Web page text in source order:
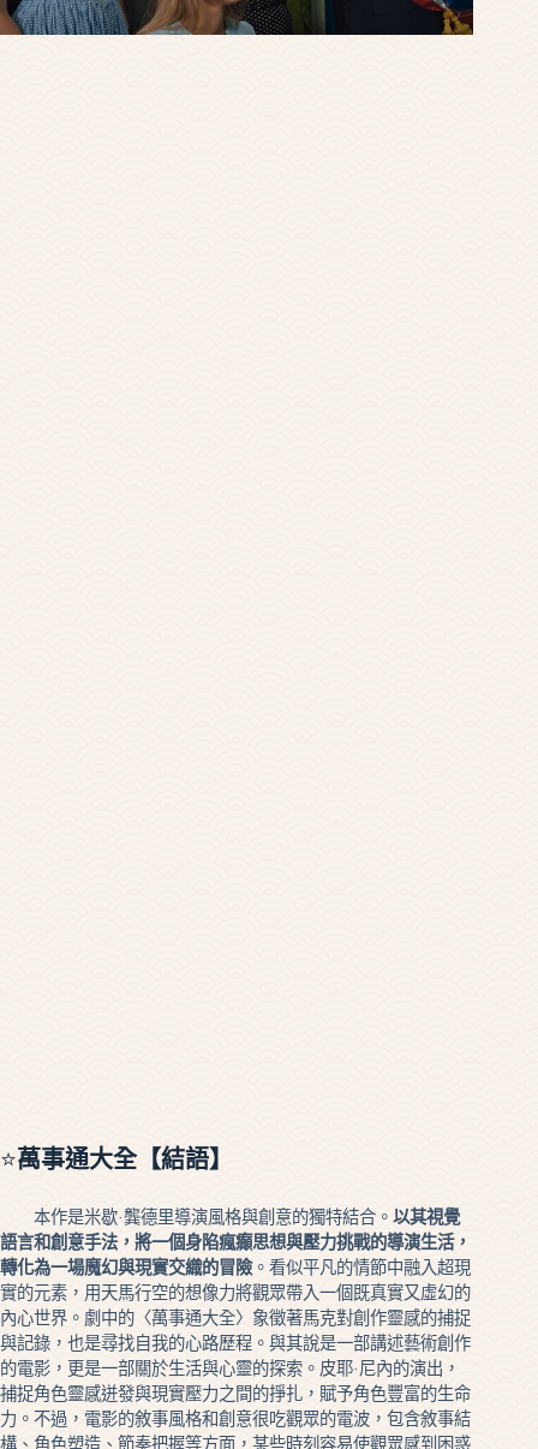
⭐萬事通大全【結語】
本作是米歇·龔德里導演風格與創意的獨特結合。 以其視覺
語言和創意手法，將一個身陷瘋癲思想與壓力挑戰的導演生活，
轉化為一場魔幻與現實交織的冒險。看似平凡的情節中融入超現
實的元素，用天馬行空的想像力將觀眾帶入一個既真實又虛幻的
內心世界。劇中的〈萬事通大全〉象徵著馬克對創作靈感的捕捉
與記錄，也是尋找自我的心路歷程。與其說是一部講述藝術創作
的電影，更是一部關於生活與心靈的探索。皮耶·尼內的演出，
捕捉角色靈感迸發與現實壓力之間的掙扎，賦予角色豐富的生命
力。不過，電影的敘事風格和創意很吃觀眾的電波，包含敘事結
構、角色塑造、節奏把握等方面，某些時刻容易使觀眾感到困惑